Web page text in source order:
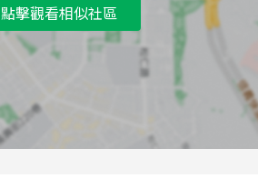
E 合庫訓練中心
合庫訓練中心
榮光新村(榮總東院)
點擊觀看相似社區